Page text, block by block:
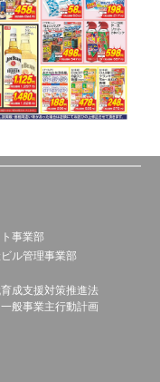
ト事業部
ビル管理事業部
育成支援対策推進法
般事業主行動計画